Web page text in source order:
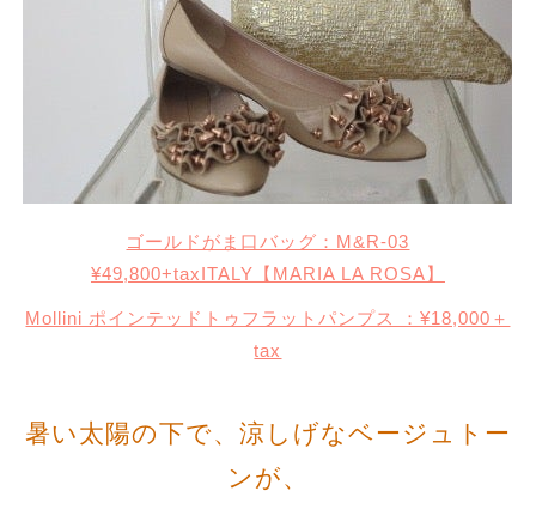
ゴールドがま口バッグ：M&R-03
¥49,800+taxITALY【MARIA LA ROSA】
Mollini ポインテッドトゥフラットパンプス ：¥18,000＋
tax
暑い太陽の下で、涼しげなベージュトー
ンが、